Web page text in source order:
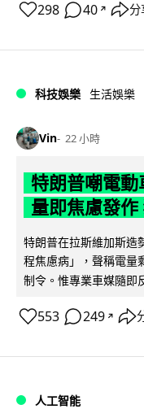
298 40 ↗ 分
科技娛樂 生活娛樂
Vin 22 小時
特朗普嘲電動
量即焦慮發
特朗普在拉斯維加斯造
程焦慮病」，聲稱電量
制令。惟專業車媒隨即
553 249 ↗
人工智能